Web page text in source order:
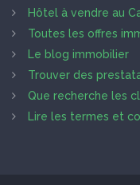
Hôtel à vendre au
Toutes les offres
Le blog immobilier
Trouver des
Que recherche les
Lire les termes et